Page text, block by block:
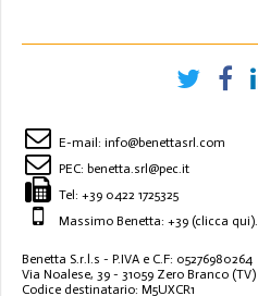
E-mail: info@benettasrl.com
PEC: benetta.srl@pec.it
Tel: +39 0422 1725325
Massimo Benetta: +39 (clicca qui).
Benetta S.r.l.s - P.IVA e C.F: 05276980264
Via Noalese, 39 - 31059 Zero Branco (TV)
Codice destinatario: M5UXCR1